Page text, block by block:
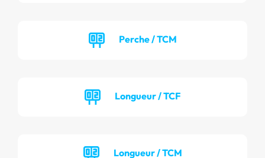
Perche / TCM
Longueur / TCF
Longueur / TCM